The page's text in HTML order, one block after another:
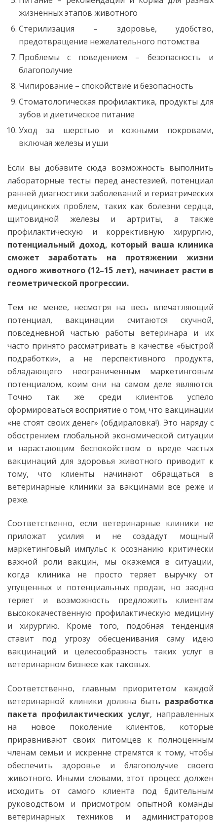
жизненных этапов животного
Стерилизация – здоровье, удобство,
предотвращение нежелательного потомства
Проблемы с поведением – безопасность и
благополучие
Чипирование – спокойствие и безопасность
Стоматологическая профилактика, продукты для
зубов и диетическое питание
Уход за шерстью и кожными покровами,
включая железы и уши
Если вы добавите сюда возможность выполнить
лабораторные тесты перед анестезией, потенциал
ранней диагностики заболеваний и гериатрических
медицинских проблем, таких как болезни сердца,
щитовидной железы и артриты, а также
профилактическую и коррективную хирургию,
потенциальный доход, который ваша клиника
сможет заработать на протяжении жизни
одного животного (12–15 лет), начинает расти в
геометрической прогрессии.
Тем не менее, несмотря на весь впечатляющий
потенциал, вакцинации считаются скучной,
повседневной частью работы ветеринара и их
часто принято рассматривать в качестве «быстрой
подработки», а не перспективного продукта,
обладающего неограниченным маркетинговым
потенциалом, коим они на самом деле являются.
Точно так же среди клиентов успело
сформироваться восприятие о том, что вакцинации
«не стоят своих денег» (обдираловка!). Это наряду с
обострением глобальной экономической ситуации
и нарастающим беспокойством о вреде частых
вакцинаций для здоровья животного приводит к
тому, что клиенты начинают обращаться в
ветеринарные клиники за вакцинами все реже и
реже.
Соответственно, если ветеринарные клиники не
приложат усилия и не создадут мощный
маркетинговый импульс к осознанию критически
важной роли вакцин, мы окажемся в ситуации,
когда клиника не просто теряет выручку от
упущенных и потенциальных продаж, но заодно
теряет и возможность предложить клиентам
высококачественную профилактическую медицину
и хирургию. Кроме того, подобная тенденция
ставит под угрозу обесценивания саму идею
вакцинаций и целесообразность таких услуг в
ветеринарном бизнесе как таковых.
Соответственно, главным приоритетом каждой
ветеринарной клиники должна быть разработка
пакета профилактических услуг, направленных
на новое поколение клиентов, которые
приравнивают своих питомцев к полноценным
членам семьи и искренне стремятся к тому, чтобы
обеспечить здоровье и благополучие своего
животного. Иными словами, этот процесс должен
исходить от самого клиента под бдительным
руководством и присмотром опытной команды
ветеринарных техников и администраторов